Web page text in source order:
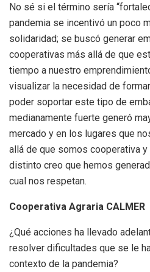
No sé si el término sería
pandemia se incentivó un poco
solidaridad; se buscó generar
cooperativas más allá de que
tiempo a nuestro
visualizar la necesidad de
poder soportar este tipo de
medianamente fuerte generó
mercado y en los lugares que
allá de que somos cooperativa
distinto creo que hemos
cual nos respetan.
Cooperativa Agraria CALMER
¿Qué acciones ha llevado
resolver dificultades que se le
contexto de la pandemia?